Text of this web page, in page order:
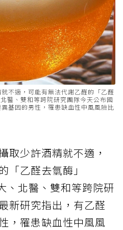
不適，可能有無法代謝乙醛的「乙醛
醫、雙和等跨院研究團隊今天公布國
基因的男性，罹患缺血性中風風險比
取少許酒精就不適，
「乙醛去氫酶」
、北醫、雙和等跨院研
新研究指出，有乙醛
，罹患缺血性中風風